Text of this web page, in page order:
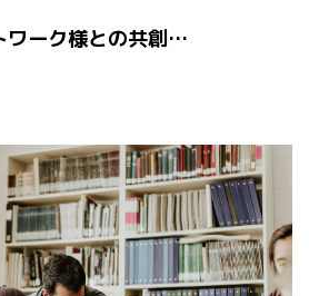
プラチナ構想ネットワーク様との共創パートナープログラムがスタート！